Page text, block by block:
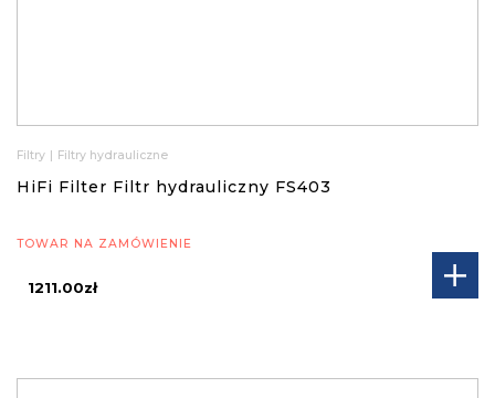
Filtry Filtry hydrauliczne
HiFi Filter Filtr hydrauliczny FS403
TOWAR NA ZAMÓWIENIE
1211.00zł